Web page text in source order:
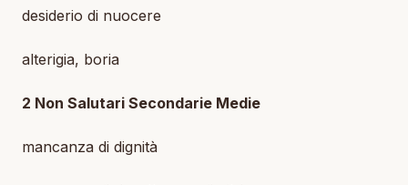
desiderio di nuocere
alterigia, boria
2 Non Salutari Secondarie Medie
mancanza di dignità